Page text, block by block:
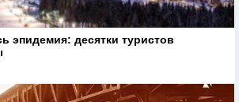
эпидемия: десятки туристов